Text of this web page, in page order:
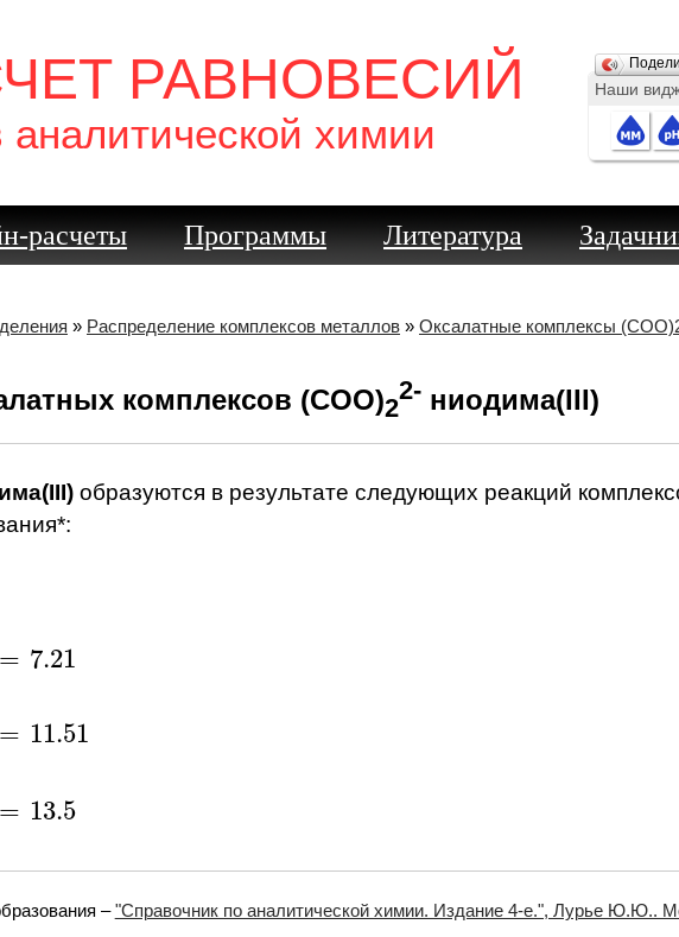
РАВНОВЕСИЙ
аналитической химии
Наши
расчеты Программы Литература
» Распределение комплексов металлов » Оксалатные комплексы
комплексов (COO)2
2- ниодима(III)
образуются в результате следующих реакций
= 7.21
7.21
= 11.51
11.51
= 13.5
13.5
–"Справочник по аналитической химии. Издание 4-е.", Лурье Ю.Ю..